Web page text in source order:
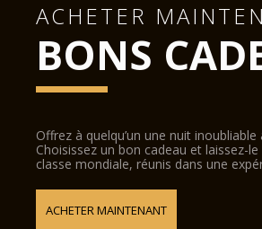
ACHETER
BONS
Offrez à quelqu’un une nuit inoubliable
Choisissez un bon cadeau et laissez-
classe mondiale, réunis dans une
ACHETER MAINTENANT